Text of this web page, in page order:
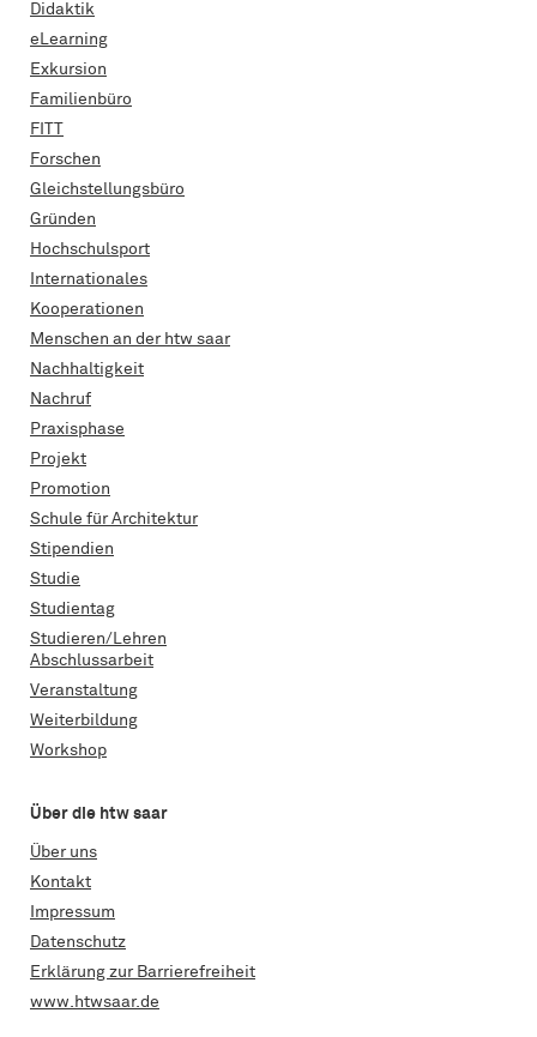
Didaktik
eLearning
Exkursion
Familienbüro
FITT
Forschen
Gleichstellungsbüro
Gründen
Hochschulsport
Internationales
Kooperationen
Menschen an der htw saar
Nachhaltigkeit
Nachruf
Praxisphase
Projekt
Promotion
Schule für Architektur
Stipendien
Studie
Studientag
Studieren/Lehren
Abschlussarbeit
Veranstaltung
Weiterbildung
Workshop
Über die htw saar
Über uns
Kontakt
Impressum
Datenschutz
Erklärung zur Barrierefreiheit
www.htwsaar.de